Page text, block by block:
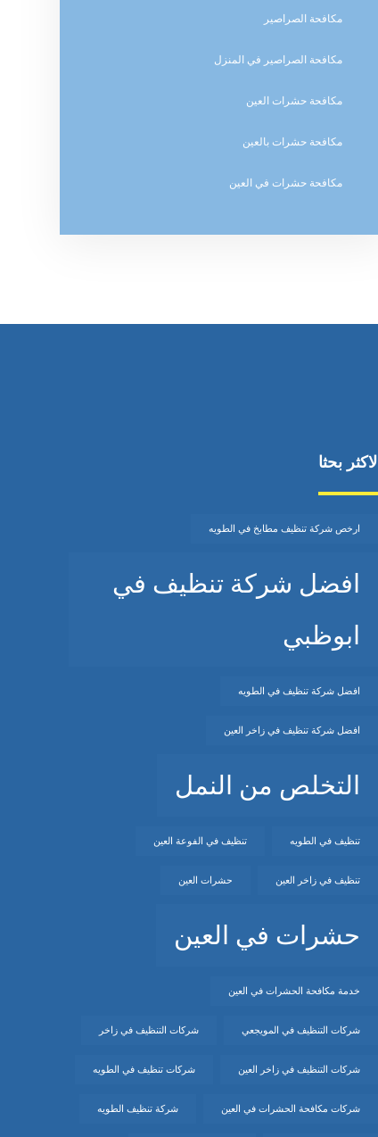
مكافحة الصراصير
مكافحة الصراصير في المنزل
مكافحة حشرات العين
مكافحة حشرات بالعين
مكافحة حشرات في العين
الاكثر بحثا
ارخص شركة تنظيف مطابخ في الطويه
افضل شركة تنظيف في
ابوظبي
افضل شركة تنظيف في الطويه
افضل شركة تنظيف في زاخر العين
التخلص من النمل
تنظيف في الطويه تنظيف في الفوعة العين
تنظيف في زاخر العين حشرات العين
حشرات في العين
خدمة مكافحة الحشرات في العين
شركات التنظيف في المويجعي شركات التنظيف في زاخر
شركات التنظيف في زاخر العين شركات تنظيف في الطويه
شركات مكافحة الحشرات في العين شركة تنظيف الطويه